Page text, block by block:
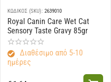
ΚΩΔΙΚΟΣ (SKU): 2639010
Royal Canin Care Wet Cat
Sensory Taste Gravy 85gr
Διαθέσιμο από 5-10
ημέρες